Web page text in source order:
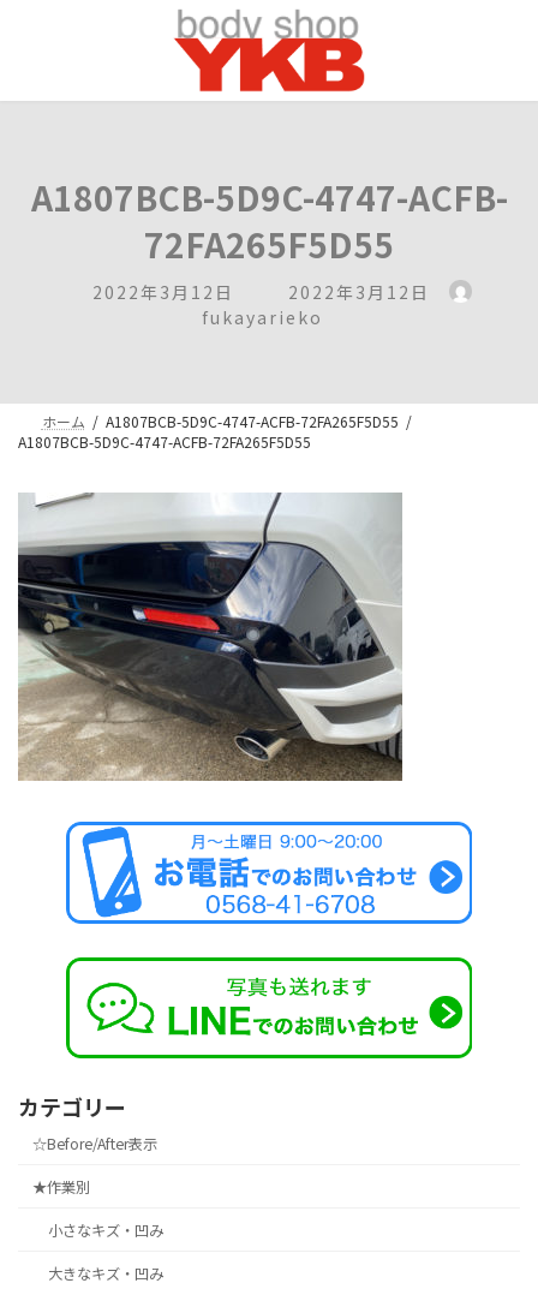
ツ
シ
A1807BCB-5D9C-4747-ACFB-
72FA265F5D55
2022年3月12日
最
終
時
:
2022年3月12日
fukayarieko
ホーム
A1807BCB-5D9C-4747-ACFB-72FA265F5D55
A1807BCB-5D9C-4747-ACFB-72FA265F5D55
カテゴリー
☆Before/After表示
★作業別
小さなキズ・凹み
大きなキズ・凹み